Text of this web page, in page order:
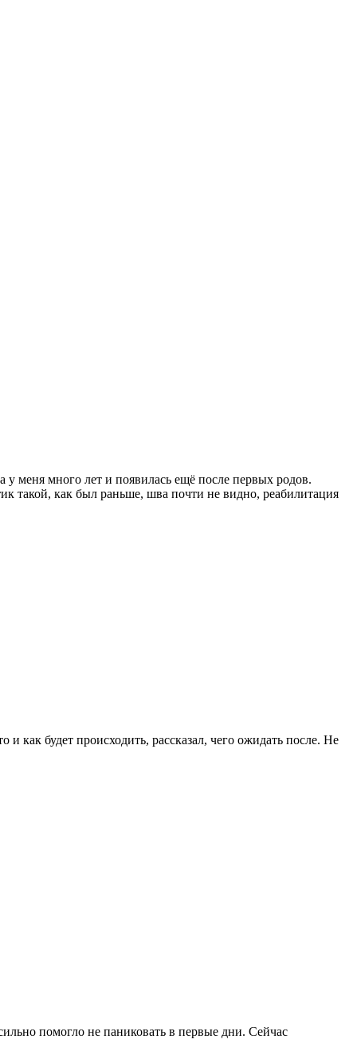
меня много лет и появилась ещё после первых родов.
такой, как был раньше, шва почти не видно, реабилитация
как будет происходить, рассказал, чего ожидать после. Не
помогло не паниковать в первые дни. Сейчас